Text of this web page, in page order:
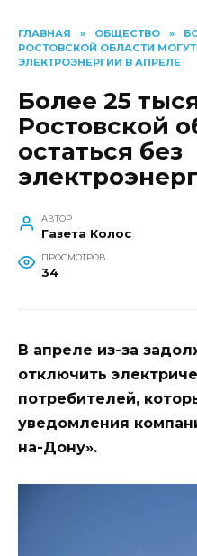
ГЛАВНАЯ » ОБЩЕСТВО »
РОСТОВСКОЙ ОБЛАСТИ МОГУТ
ЭЛЕКТРОЭНЕРГИИ В АПРЕЛЕ
Более 25
Ростовской
остаться без
АВТОР
Газета Колос
ПРОСМОТРОВ
34
В апреле из-за
отключить
потребителей,
уведомления
на-Дону».